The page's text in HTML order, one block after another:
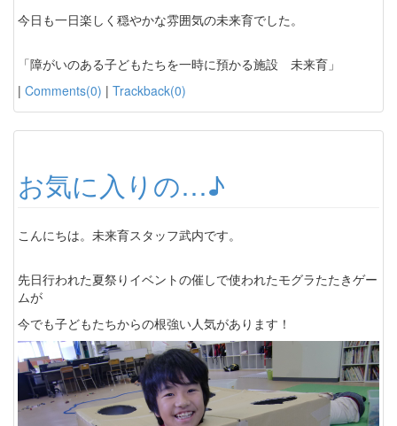
今日も一日楽しく穏やかな雰囲気の未来育でした。
「障がいのある子どもたちを一時に預かる施設 未来育」
| Comments(0) | Trackback(0)
お気に入りの…♪
こんにちは。未来育スタッフ武内です。
先日行われた夏祭りイベントの催しで使われたモグラたたきゲー
ムが
今でも子どもたちからの根強い人気があります！